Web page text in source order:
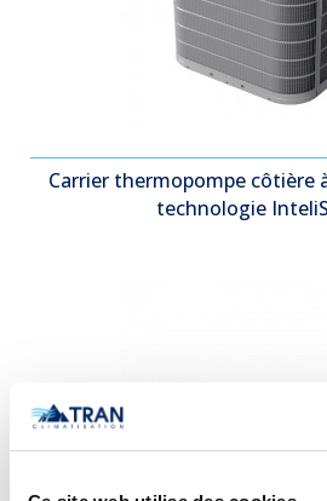
Carrier thermopompe côtière
technologie